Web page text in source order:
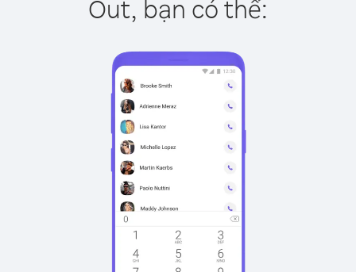
Out, bạn có thể: